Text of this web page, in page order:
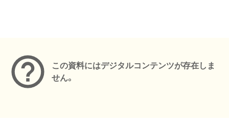
この資料にはデジタルコンテンツが存在しま
せん。